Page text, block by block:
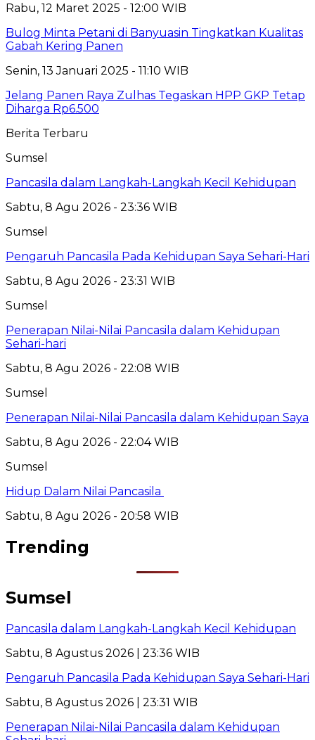
Rabu, 12 Maret 2025 - 12:00 WIB
Bulog Minta Petani di Banyuasin Tingkatkan Kualitas
Gabah Kering Panen
Senin, 13 Januari 2025 - 11:10 WIB
Jelang Panen Raya Zulhas Tegaskan HPP GKP Tetap
Diharga Rp6.500
Berita Terbaru
Sumsel
Pancasila dalam Langkah-Langkah Kecil Kehidupan
Sabtu, 8 Agu 2026 - 23:36 WIB
Sumsel
Pengaruh Pancasila Pada Kehidupan Saya Sehari-Hari
Sabtu, 8 Agu 2026 - 23:31 WIB
Sumsel
Penerapan Nilai-Nilai Pancasila dalam Kehidupan
Sehari-hari
Sabtu, 8 Agu 2026 - 22:08 WIB
Sumsel
Penerapan Nilai-Nilai Pancasila dalam Kehidupan Saya
Sabtu, 8 Agu 2026 - 22:04 WIB
Sumsel
Hidup Dalam Nilai Pancasila
Sabtu, 8 Agu 2026 - 20:58 WIB
Trending
Sumsel
Pancasila dalam Langkah-Langkah Kecil Kehidupan
Sabtu, 8 Agustus 2026 | 23:36 WIB
Pengaruh Pancasila Pada Kehidupan Saya Sehari-Hari
Sabtu, 8 Agustus 2026 | 23:31 WIB
Penerapan Nilai-Nilai Pancasila dalam Kehidupan